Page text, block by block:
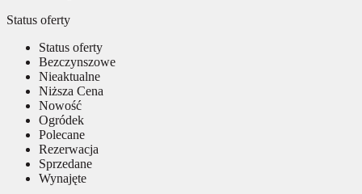
Status oferty
Status oferty
Bezczynszowe
Nieaktualne
Niższa Cena
Nowość
Ogródek
Polecane
Rezerwacja
Sprzedane
Wynajęte